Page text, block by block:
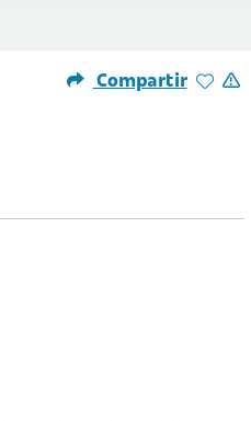
Compartir